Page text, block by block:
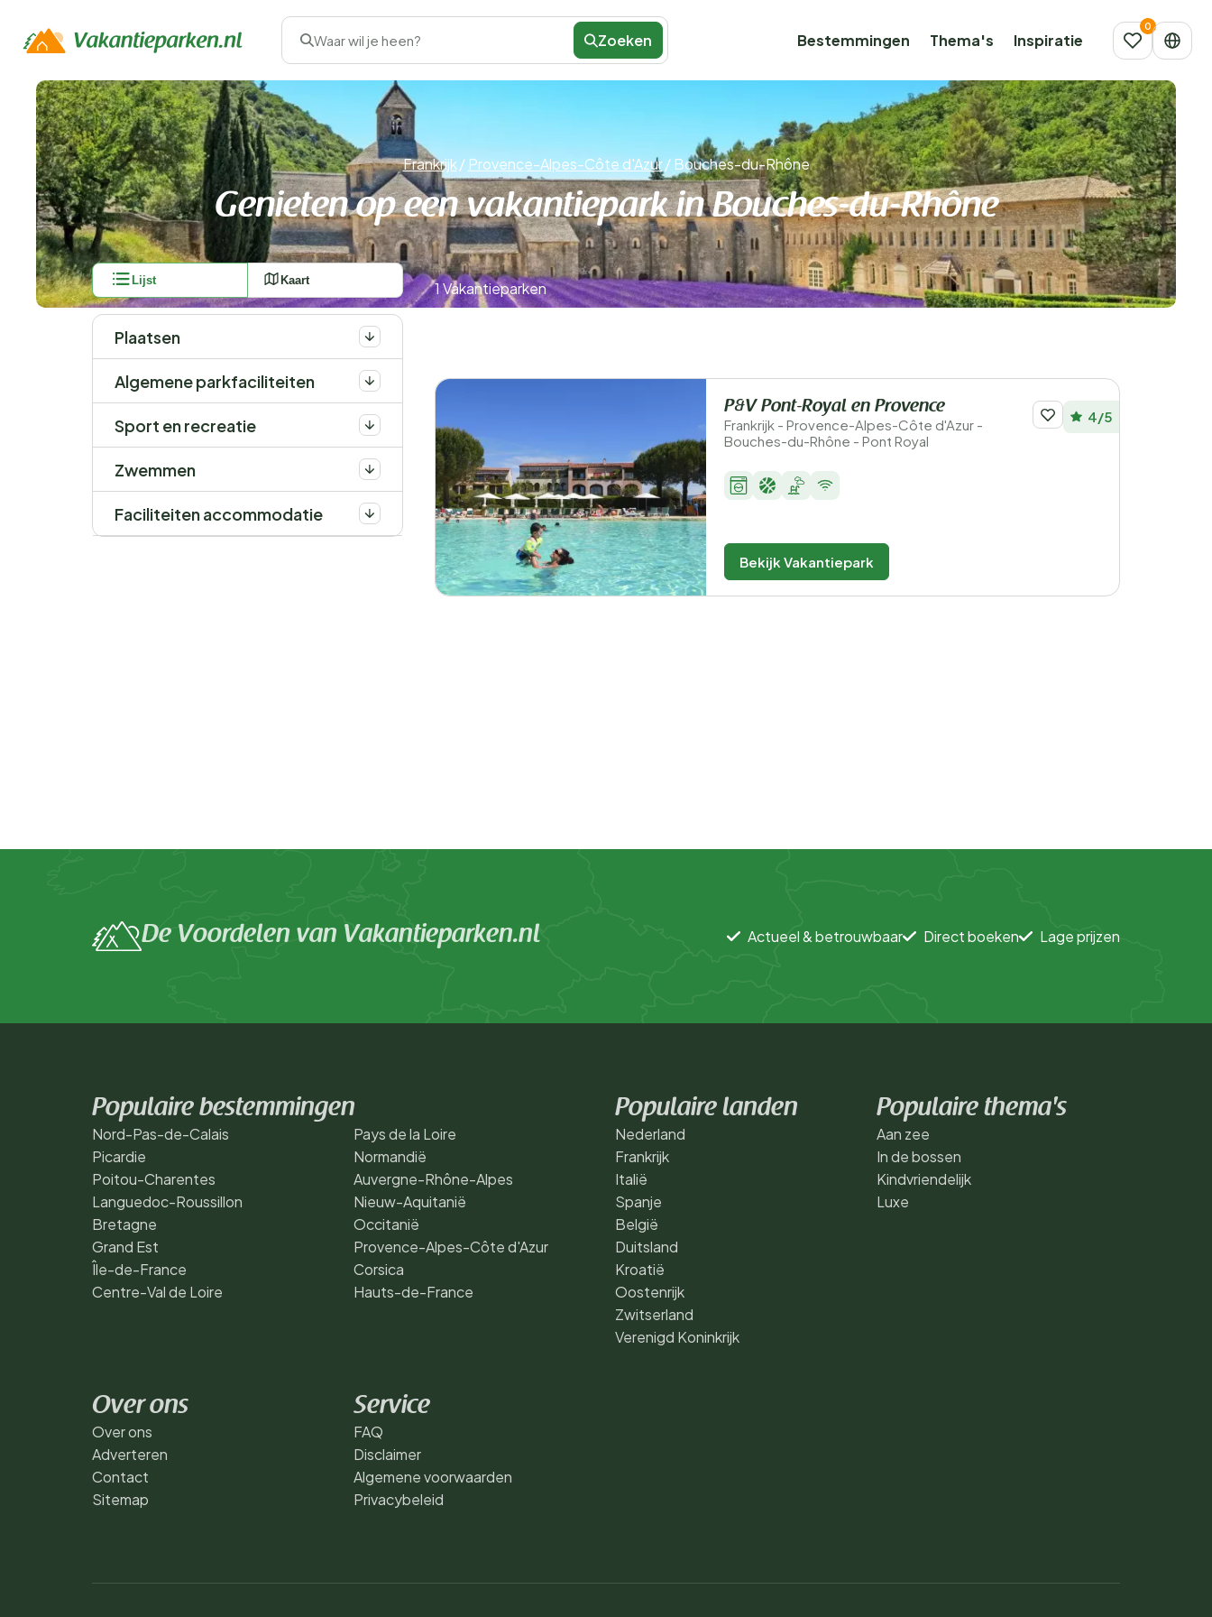
Waar wil je heen? Zoeken Bestemmingen Thema's Inspiratie
Frankrijk/Provence-Alpes-Côte d'Azur/Bouches-du-Rhône
Genieten op een vakantiepark in Bouches-du-Rhône
Lijst Kaart
Plaatsen
Algemene parkfaciliteiten
Sport en recreatie
Zwemmen
Faciliteiten accommodatie
1 Vakantieparken
P&V Pont-Royal en Provence
Frankrijk - Provence-Alpes-Côte d'Azur -
Bouches-du-Rhône - Pont Royal
4/5
Bekijk Vakantiepark
De Voordelen van Vakantieparken.nl Actueel & betrouwbaar Direct boeken Lage prijzen
Populaire bestemmingen
Nord-Pas-de-Calais
Picardie
Poitou-Charentes
Languedoc-Roussillon
Bretagne
Grand Est
Île-de-France
Centre-Val de Loire
Pays de la Loire
Normandië
Auvergne-Rhône-Alpes
Nieuw-Aquitanië
Occitanië
Provence-Alpes-Côte d'Azur
Corsica
Hauts-de-France
Populaire landen
Nederland
Frankrijk
Italië
Spanje
België
Duitsland
Kroatië
Oostenrijk
Zwitserland
Verenigd Koninkrijk
Populaire thema's
Aan zee
In de bossen
Kindvriendelijk
Luxe
Over ons
Over ons
Adverteren
Contact
Sitemap
Service
FAQ
Disclaimer
Algemene voorwaarden
Privacybeleid